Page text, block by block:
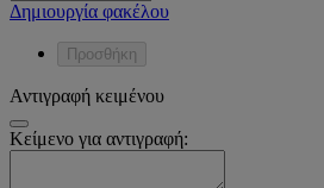
Δημιουργία φακέλου
Προσθήκη
Αντιγραφή κειμένου
Κείμενο για αντιγραφή: